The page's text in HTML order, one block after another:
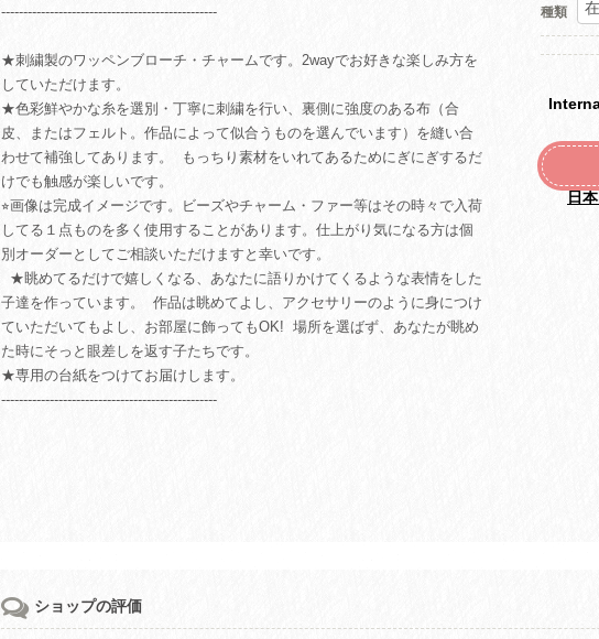
-------------------------------------------------
★刺繍製のワッペンブローチ・チャームです。2wayでお好きな楽しみ方を
していただけます。
★色彩鮮やかな糸を選別・丁寧に刺繍を行い、裏側に強度のある布（合
皮、またはフェルト。作品によって似合うものを選んでいます）を縫い合
わせて補強してあります。 もっちり素材をいれてあるためにぎにぎするだ
けでも触感が楽しいです。
⭐︎画像は完成イメージです。ビーズやチャーム・ファー等はその時々で入荷
してる１点ものを多く使用することがあります。仕上がり気になる方は個
別オーダーとしてご相談いただけますと幸いです。
★眺めてるだけで嬉しくなる、あなたに語りかけてくるような表情をした
子達を作っています。 作品は眺めてよし、アクセサリーのように身につけ
ていただいてもよし、お部屋に飾ってもOK! 場所を選ばず、あなたが眺め
た時にそっと眼差しを返す子たちです。
★専用の台紙をつけてお届けします。
-------------------------------------------------
種類
日
ショップの評価